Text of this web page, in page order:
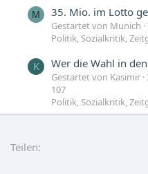
M 35. Mio. im Lotto
Gestartet von Munich
Politik, Sozialkritik,
K Wer die Wahl in
Gestartet von Kasimir
107
Politik, Sozialkritik,
Teilen: